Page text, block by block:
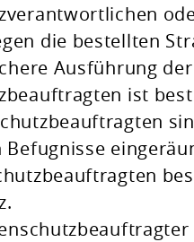
die bestellten
Ausführung
ist